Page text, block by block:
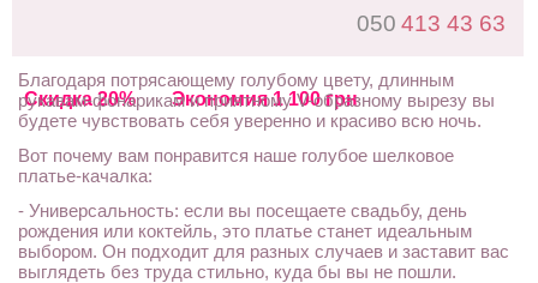
Скидка 20% Экономия 1 100 грн
050 413 43 63
Благодаря потрясающему голубому цвету, длинным
рукавам-фонарикам и приятному V-образному вырезу вы
будете чувствовать себя уверенно и красиво всю ночь.
Вот почему вам понравится наше голубое шелковое
платье-качалка:
- Универсальность: если вы посещаете свадьбу, день
рождения или коктейль, это платье станет идеальным
выбором. Он подходит для разных случаев и заставит вас
выглядеть без труда стильно, куда бы вы не пошли.